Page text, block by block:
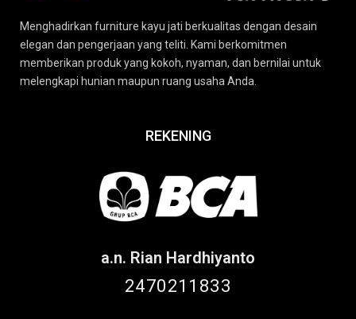
Menghadirkan furniture kayu jati berkualitas dengan desain
elegan dan pengerjaan yang teliti. Kami berkomitmen
memberikan produk yang kokoh, nyaman, dan bernilai untuk
melengkapi hunian maupun ruang usaha Anda.
REKENING
a.n. Rian Hardhiyanto
2470211833